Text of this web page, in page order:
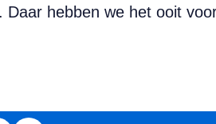
hebben we het ooit